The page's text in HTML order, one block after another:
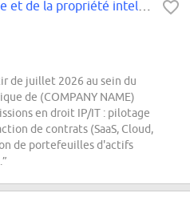
de juillet 2026 au sein du
de (COMPANY NAME)
en droit IP/IT : pilotage
de contrats (SaaS, Cloud,
de portefeuilles d'actifs